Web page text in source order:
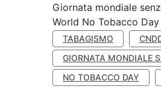
Giornata mondiale
World No Tobacco
TABAGISMO
GIORNATA MONDIALE
NO TOBACCO DAY